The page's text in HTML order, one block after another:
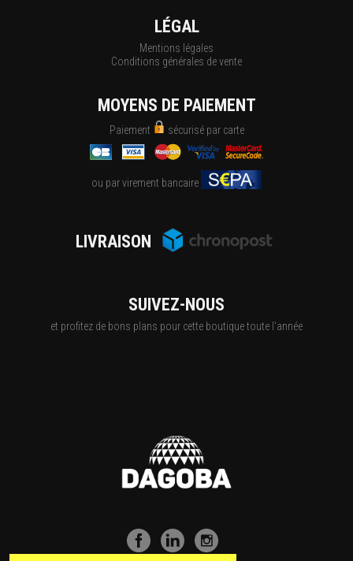
LÉGAL
Mentions légales
Conditions générales de vente
MOYENS DE PAIEMENT
Paiement sécurisé par carte
ou par virement bancaire
LIVRAISON
SUIVEZ-NOUS
et profitez de bons plans pour cette boutique toute l'année